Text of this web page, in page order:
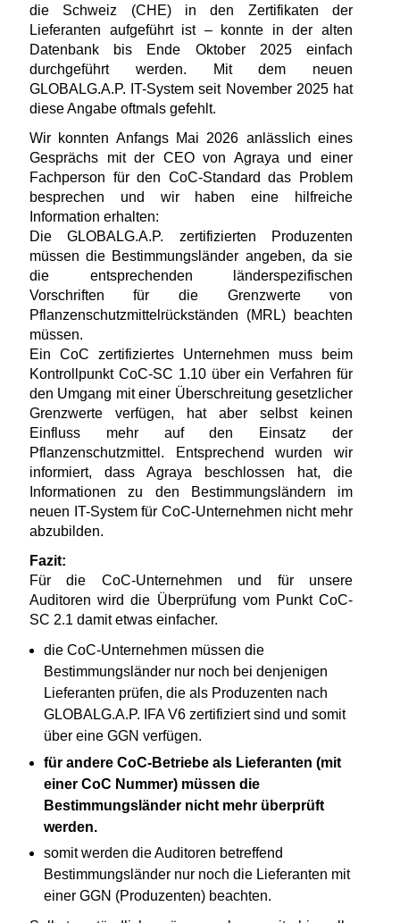
die Schweiz (CHE) in den Zertifikaten der
Lieferanten aufgeführt ist – konnte in der alten
Datenbank bis Ende Oktober 2025 einfach
durchgeführt werden. Mit dem neuen
GLOBALG.A.P. IT-System seit November 2025 hat
diese Angabe oftmals gefehlt.
Wir konnten Anfangs Mai 2026 anlässlich eines
Gesprächs mit der CEO von Agraya und einer
Fachperson für den CoC-Standard das Problem
besprechen und wir haben eine hilfreiche
Information erhalten:
Die GLOBALG.A.P. zertifizierten Produzenten
müssen die Bestimmungsländer angeben, da sie
die entsprechenden länderspezifischen
Vorschriften für die Grenzwerte von
Pflanzenschutzmittelrückständen (MRL) beachten
müssen.
Ein CoC zertifiziertes Unternehmen muss beim
Kontrollpunkt CoC-SC 1.10 über ein Verfahren für
den Umgang mit einer Überschreitung gesetzlicher
Grenzwerte verfügen, hat aber selbst keinen
Einfluss mehr auf den Einsatz der
Pflanzenschutzmittel. Entsprechend wurden wir
informiert, dass Agraya beschlossen hat, die
Informationen zu den Bestimmungsländern im
neuen IT-System für CoC-Unternehmen nicht mehr
abzubilden.
Fazit:
Für die CoC-Unternehmen und für unsere
Auditoren wird die Überprüfung vom Punkt CoC-
SC 2.1 damit etwas einfacher.
die CoC-Unternehmen müssen die
Bestimmungsländer nur noch bei denjenigen
Lieferanten prüfen, die als Produzenten nach
GLOBALG.A.P. IFA V6 zertifiziert sind und somit
über eine GGN verfügen.
für andere CoC-Betriebe als Lieferanten (mit
einer CoC Nummer) müssen die
Bestimmungsländer nicht mehr überprüft
werden.
somit werden die Auditoren betreffend
Bestimmungsländer nur noch die Lieferanten mit
einer GGN (Produzenten) beachten.